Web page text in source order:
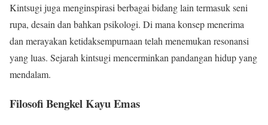
Kintsugi juga menginspirasi berbagai bidang lain termasuk seni
rupa, desain dan bahkan psikologi. Di mana konsep menerima
dan merayakan ketidaksempurnaan telah menemukan resonansi
yang luas. Sejarah kintsugi mencerminkan pandangan hidup yang
mendalam.
Filosofi Bengkel Kayu Emas